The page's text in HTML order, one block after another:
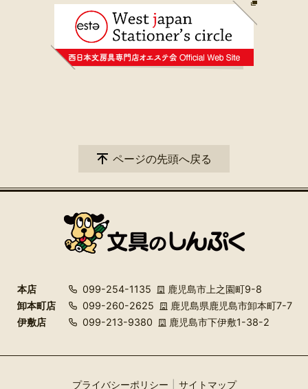
ページの先頭へ戻る
本店 099-254-1135
鹿児島市上之園町9-8
卸本町店
099-260-2625
鹿児島県鹿児島市卸本町7-7
伊敷店
099-213-9380 鹿児島市下伊敷1-38-2
プライバシーポリシー サイトマップ